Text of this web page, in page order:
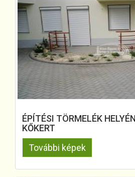
ÉPÍTÉSI TÖRMELÉK
KŐKERT
További képek